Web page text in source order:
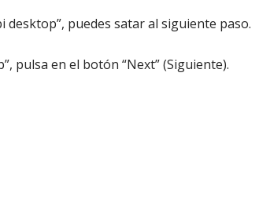
puedes satar al siguiente paso.
pulsa en el botón “Next” (Siguiente).